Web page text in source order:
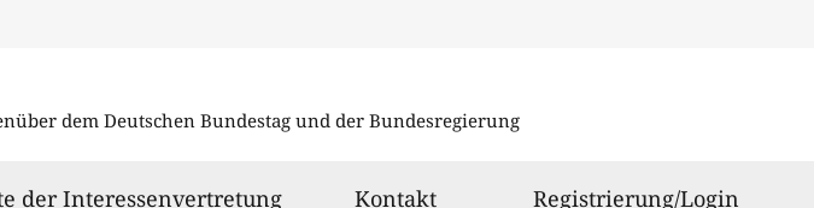
dem Deutschen Bundestag und der Bundesregierung
der Interessenvertretungausgewählt
Kontakt Registrierung/Login